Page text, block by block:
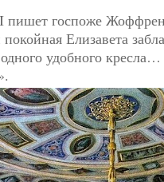
пишет госпоже
Елизавета
удобного